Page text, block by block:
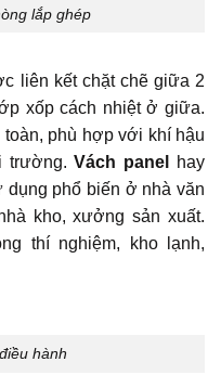
lắp ghép
liên kết chặt chẽ giữa 2
xốp cách nhiệt ở giữa.
phù hợp với khí hậu
trường.Vách panel
hay
phổ biến ở nhà văn
kho, xưởng sản xuất.
thí nghiệm, kho lạnh,
hành